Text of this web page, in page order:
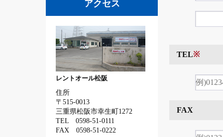
TEL※
FAX
アクセス
レントオール松阪
住所
〒515-0013
三重県松阪市幸生町1272
TEL 0598-51-0111
FAX 0598-51-0222